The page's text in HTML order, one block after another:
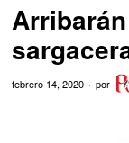
febrero 14, 2020 por